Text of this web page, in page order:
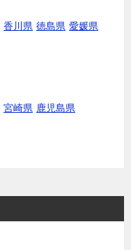
香川県 徳島県 愛媛県
宮崎県 鹿児島県